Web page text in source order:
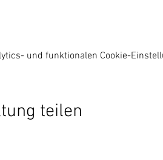
und funktionalen Cookie-
teilen